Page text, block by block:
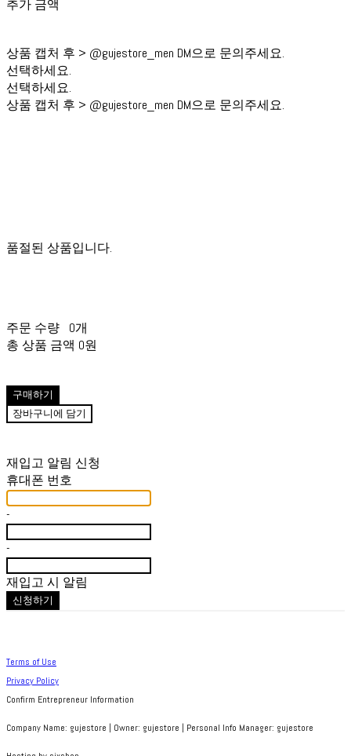
추가 금액
상품 캡처 후 > @gujestore_men DM으로 문의주세요.
선택하세요.
선택하세요.
상품 캡처 후 > @gujestore_men DM으로 문의주세요.
품절된 상품입니다.
주문 수량
0개
총 상품 금액 0원
구매하기
장바구니에 담기
재입고 알림 신청
휴대폰 번호
-
-
재입고 시 알림
신청하기
Terms of Use
Privacy Policy
Confirm Entrepreneur Information
Company Name: gujestore | Owner: gujestore | Personal Info Manager: gujestore